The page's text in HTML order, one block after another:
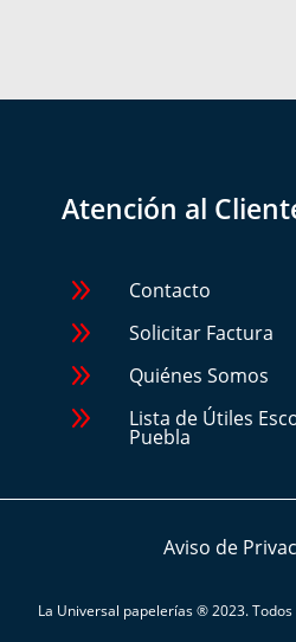
Atención al
9 Contacto
9 Solicitar Factura
9 Quiénes Somos
9 Lista de Útiles
Puebla
Aviso de
La Universal papelerías® 2023.